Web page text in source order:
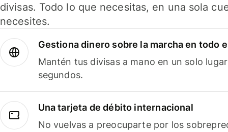
divisas. Todo lo que necesitas, en una sola
necesites.
Gestiona dinero sobre la marcha en todo
Mantén tus divisas a mano en un solo
segundos.
Una tarjeta de débito internacional
No vuelvas a preocuparte por los